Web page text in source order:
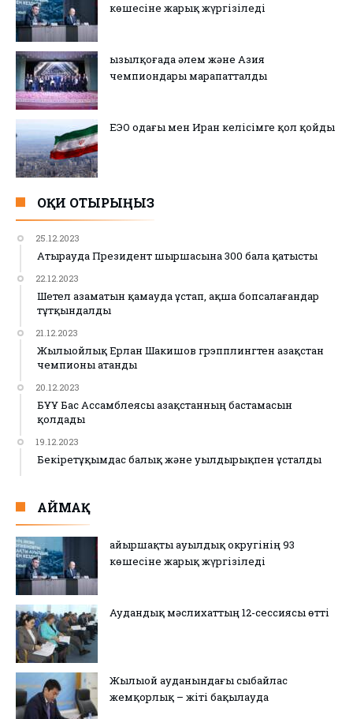
көшесіне жарық жүргізіледі
Қызылқоғада әлем және Азия
чемпиондары марапатталды
ЕЭО одағы мен Иран келісімге қол қойды
ОҚИ ОТЫРЫҢЫЗ
25.12.2023
Атырауда Президент шыршасына 300 бала қатысты
22.12.2023
Шетел азаматын қамауда ұстап, ақша бопсалағандар
тұтқындалды
21.12.2023
Жылыойлық Ерлан Шакишов грэпплингтен Қазақстан
чемпионы атанды
20.12.2023
БҰҰ Бас Ассамблеясы Қазақстанның бастамасын
қолдады
19.12.2023
Бекіретұқымдас балық және уылдырықпен ұсталды
АЙМАҚ
Қайыршақты ауылдық округінің 93
көшесіне жарық жүргізіледі
Аудандық мәслихаттың 12-сессиясы өтті
Жылыой ауданындағы сыбайлас
жемқорлық – жіті бақылауда